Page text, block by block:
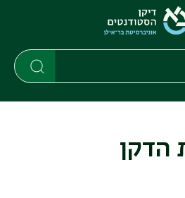
דילוג
לתוכן
דילוג
לתפריט
הדקן